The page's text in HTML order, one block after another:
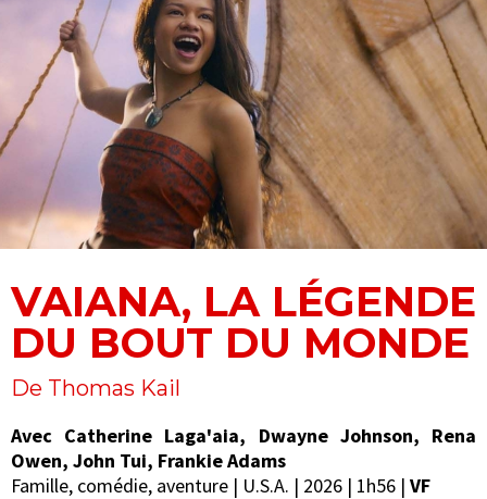
VAIANA, LA LÉGENDE
DU BOUT DU MONDE
De Thomas Kail
Avec Catherine Laga'aia, Dwayne Johnson, Rena
Owen, John Tui, Frankie Adams
Famille, comédie, aventure | U.S.A. | 2026 | 1h56 | VF